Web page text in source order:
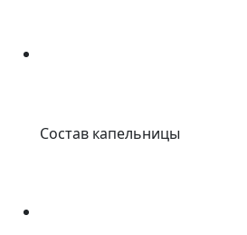
Состав капельницы